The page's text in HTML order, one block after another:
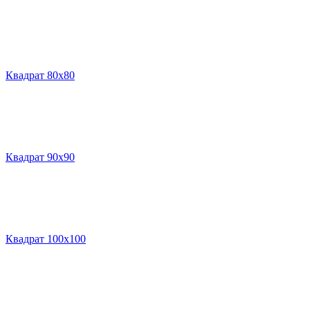
Квадрат 80х80
Квадрат 90х90
Квадрат 100х100